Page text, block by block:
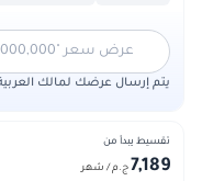
عرض سعر "5,000,000" ج.م
يتم إرسال عرضك لمالك
تقسيط يبدأ من
7,189 ج.م / شهر